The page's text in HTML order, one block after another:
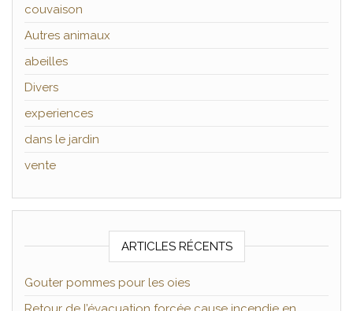
couvaison
Autres animaux
abeilles
Divers
experiences
dans le jardin
vente
ARTICLES RÉCENTS
Gouter pommes pour les oies